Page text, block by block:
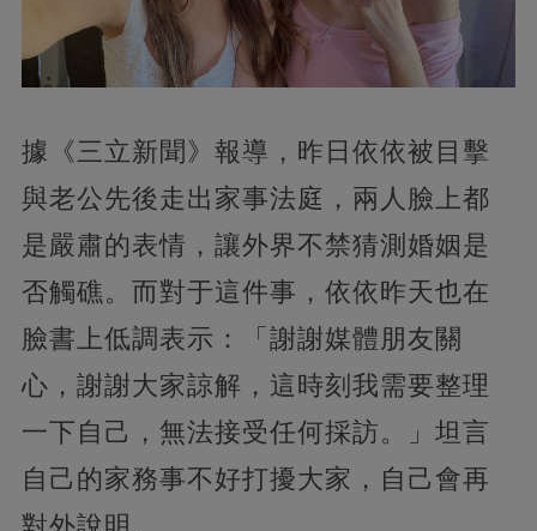
據《三立新聞》報導，昨日依依被目擊
與老公先後走出家事法庭，兩人臉上都
是嚴肅的表情，讓外界不禁猜測婚姻是
否觸礁。而對于這件事，依依昨天也在
臉書上低調表示：「謝謝媒體朋友關
心，謝謝大家諒解，這時刻我需要整理
一下自己，無法接受任何採訪。」坦言
自己的家務事不好打擾大家，自己會再